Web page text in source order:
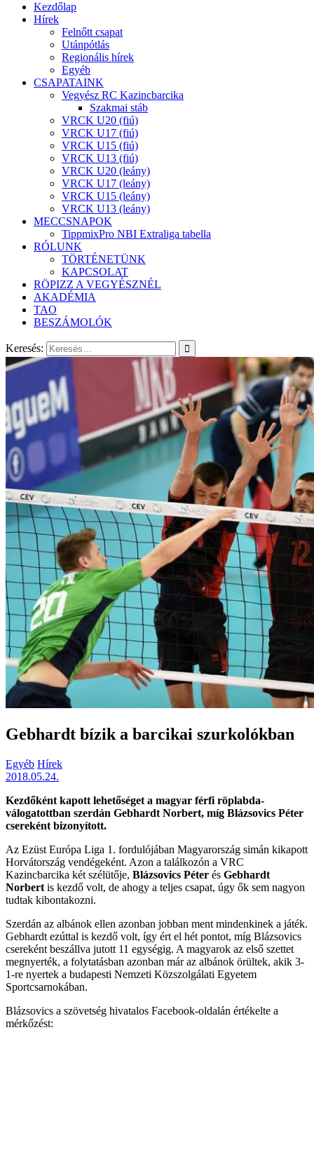
Kezdőlap
Hírek
Felnőtt csapat
Utánpótlás
Regionális hírek
Egyéb
CSAPATAINK
Vegyész RC Kazincbarcika
Szakmai stáb
VRCK U20 (fiú)
VRCK U17 (fiú)
VRCK U15 (fiú)
VRCK U13 (fiú)
VRCK U20 (leány)
VRCK U17 (leány)
VRCK U15 (leány)
VRCK U13 (leány)
MECCSNAPOK
TippmixPro NBI Extraliga tabella
RÓLUNK
TÖRTÉNETÜNK
KAPCSOLAT
RÖPIZZ A VEGYÉSZNÉL
AKADÉMIA
TAO
BESZÁMOLÓK
Keresés:
Gebhardt bízik a barcikai szurkolókban
Egyéb Hírek
2018.05.24.
Kezdőként kapott lehetőséget a magyar férfi röplabda-
válogatottban szerdán Gebhardt Norbert, míg Blázsovics Péter
csereként bizonyított.
Az Ezüst Európa Liga 1. fordulójában Magyarország simán kikapott
Horvátország vendégeként. Azon a találkozón a VRC
Kazincbarcika két szélütője, Blázsovics Péter és Gebhardt
Norbert is kezdő volt, de ahogy a teljes csapat, úgy ők sem nagyon
tudtak kibontakozni.
Szerdán az albánok ellen azonban jobban ment mindenkinek a játék.
Gebhardt ezúttal is kezdő volt, így ért el hét pontot, míg Blázsovics
csereként beszállva jutott 11 egységig. A magyarok az első szettet
megnyerték, a folytatásban azonban már az albánok örültek, akik 3-
1-re nyertek a budapesti Nemzeti Közszolgálati Egyetem
Sportcsarnokában.
Blázsovics a szövetség hivatalos Facebook-oldalán értékelte a
mérkőzést: